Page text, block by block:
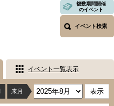
複数期間開催
のイベント
イベント検索
イベント一覧表示
来月